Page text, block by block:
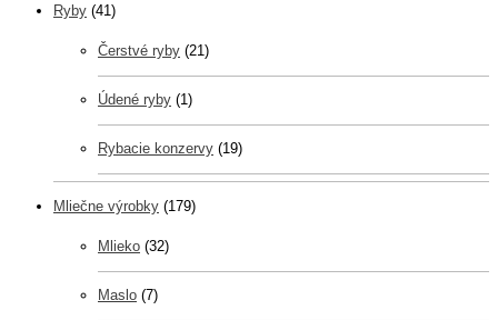
Ryby (41)
Čerstvé ryby (21)
Údené ryby (1)
Rybacie konzervy (19)
Mliečne výrobky (179)
Mlieko (32)
Maslo (7)